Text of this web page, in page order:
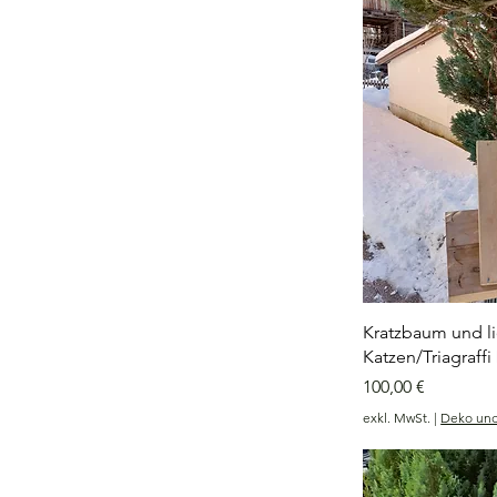
Kratzbaum und
Katzen/
Preis
100,00 €
exkl. MwSt. | Deko